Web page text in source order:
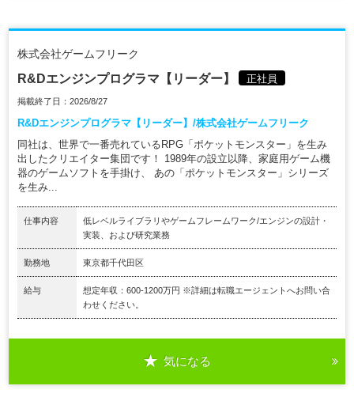
株式会社ゲームフリーク
R&Dエンジンプログラマ【リーダー】 正社員
掲載終了日：2026/8/27
R&Dエンジンプログラマ【リーダー】/株式会社ゲームフリーク
同社は、世界で一番売れているRPG「ポケットモンスター」を生み
出したクリエイター集団です！ 1989年の設立以降、家庭用ゲーム機
器のゲームソフトを手掛け、 あの「ポケットモンスター」シリーズ
を生み...
仕事内容
低レベルライブラリやゲームフレームワーク/エンジンの設計・
実装、および研究業務
勤務地 東京都千代田区
給与
想定年収：600-1200万円 ※詳細は転職エージェントへお問い合
わせください。
気になる